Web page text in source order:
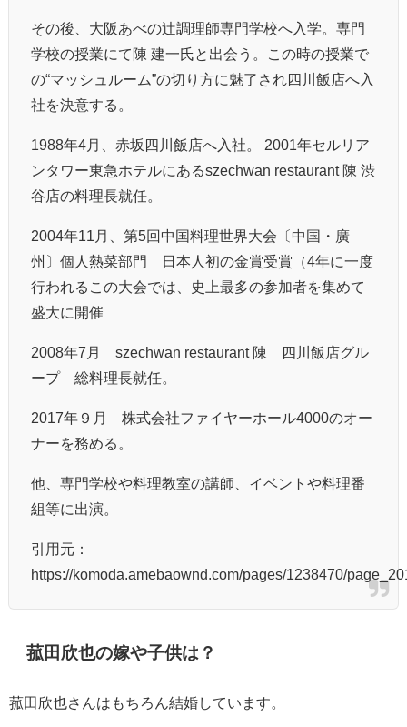
その後、大阪あべの辻調理師専門学校へ入学。専門
学校の授業にて陳 建一氏と出会う。この時の授業で
の“マッシュルーム”の切り方に魅了され四川飯店へ入
社を決意する。
1988年4月、赤坂四川飯店へ入社。 2001年セルリア
ンタワー東急ホテルにあるszechwan restaurant 陳 渋
谷店の料理長就任。
2004年11月、第5回中国料理世界大会〔中国・廣
州〕個人熱菜部門 日本人初の金賞受賞（4年に一度
行われるこの大会では、史上最多の参加者を集めて
盛大に開催
2008年7月 szechwan restaurant 陳 四川飯店グル
ープ 総料理長就任。
2017年９月 株式会社ファイヤーホール4000のオー
ナーを務める。
他、専門学校や料理教室の講師、イベントや料理番
組等に出演。
引用元：
https://komoda.amebaownd.com/pages/1238470/
菰田欣也の嫁や子供は？
菰田欣也さんはもちろん結婚しています。